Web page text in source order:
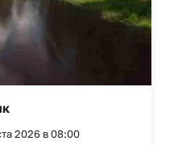
2026 в 08:00